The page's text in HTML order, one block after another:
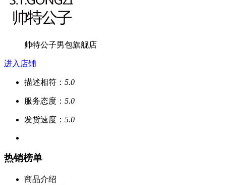
帅特公子男包旗舰店
进入店铺
描述相符： 5.0
服务态度： 5.0
发货速度： 5.0
热销榜单
商品介绍